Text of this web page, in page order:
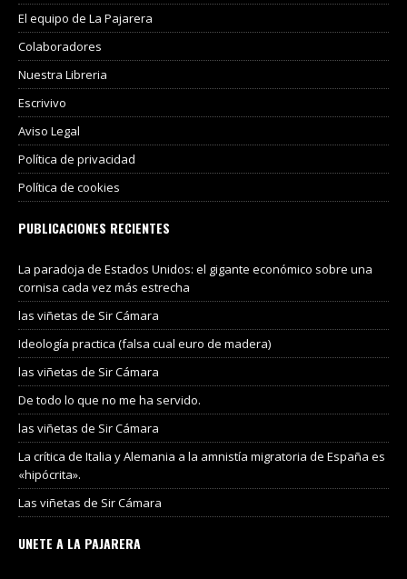
El equipo de La Pajarera
Colaboradores
Nuestra Libreria
Escrivivo
Aviso Legal
Política de privacidad
Política de cookies
PUBLICACIONES RECIENTES
La paradoja de Estados Unidos: el gigante económico sobre una
cornisa cada vez más estrecha
las viñetas de Sir Cámara
Ideología practica (falsa cual euro de madera)
las viñetas de Sir Cámara
De todo lo que no me ha servido.
las viñetas de Sir Cámara
La crítica de Italia y Alemania a la amnistía migratoria de España es
«hipócrita».
Las viñetas de Sir Cámara
UNETE A LA PAJARERA